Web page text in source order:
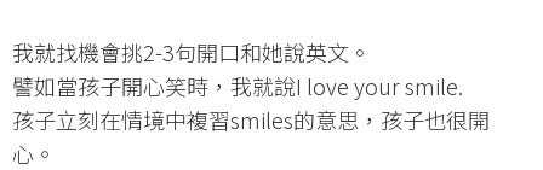
我就找機會挑2-3句開口和她說英文。
譬如當孩子開心笑時，我就說I love your smile.
孩子立刻在情境中複習smiles的意思，孩子也很開
心。